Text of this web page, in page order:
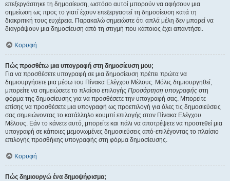
επεξεργάστηκε τη δημοσίευση, ωστόσο αυτοί μπορούν να αφήσουν μια
σημείωση ως προς το γιατί έχουν επεξεργαστεί τη δημοσίευση κατά τη
διακριτική τους ευχέρεια. Παρακαλώ σημειώστε ότι απλά μέλη δεν μπορεί να
διαγράψουν μια δημοσίευση από τη στιγμή που κάποιος έχει απαντήσει.
Κορυφή
Πώς προσθέτω μια υπογραφή στη δημοσίευση μου;
Για να προσθέσετε υπογραφή σε μια δημοσίευση πρέπει πρώτα να
δημιουργήσετε μια μέσω του Πίνακα Ελέγχου Μέλους. Μόλις δημιουργηθεί,
μπορείτε να σημειώσετε το πλαίσιο επιλογής Προσάρτηση υπογραφής στη
φόρμα της δημοσίευσης για να προσθέσετε την υπογραφή σας. Μπορείτε
επίσης να προσθέσετε μια υπογραφή ως προεπιλογή για όλες τις δημοσιεύσεις
σας σημειώνοντας το κατάλληλο κουμπί επιλογής στον Πίνακα Ελέγχου
Μέλους. Εάν το κάνετε αυτό, μπορείτε και πάλι να αποτρέψετε να προστεθεί μια
υπογραφή σε κάποιες μεμονωμένες δημοσιεύσεις από-επιλέγοντας το πλαίσιο
επιλογής προσθήκης υπογραφής στη φόρμα δημοσίευσης.
Κορυφή
Πώς δημιουργώ ένα δημοψήφισμα;